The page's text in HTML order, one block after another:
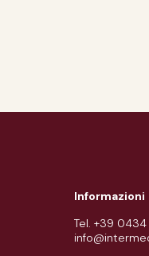
Informazioni
Tel. +39